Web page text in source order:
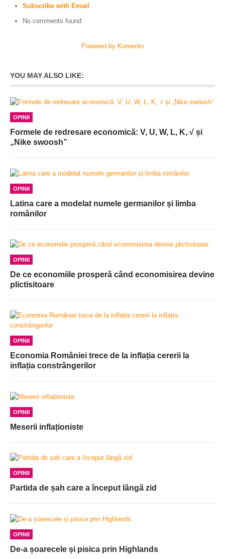
Subscribe with Email
No comments found
Powered by Komento
YOU MAY ALSO LIKE:
OPINII
Formele de redresare economică: V, U, W, L, K, √ și
„Nike swoosh”
OPINII
Latina care a modelat numele germanilor și limba
românilor
OPINII
De ce economiile prosperă când economisirea devine
plictisitoare
OPINII
Economia României trece de la inflația cererii la
inflația constrângerilor
OPINII
Meserii inflaționiste
OPINII
Partida de șah care a început lângă zid
OPINII
De-a șoarecele și pisica prin Highlands